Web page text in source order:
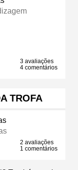
3 avaliações
4 comentários
TROFA
2 avaliações
1 comentários